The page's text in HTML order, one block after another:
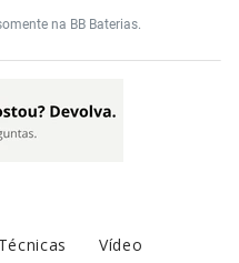
na BB Baterias.
Vídeo